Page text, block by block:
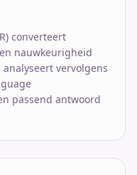
converteert
nauwkeurigheid
vervolgens
passend antwoord